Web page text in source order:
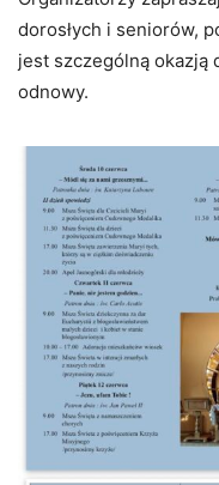
dorosłych i seniorów,
jest szczególną okazją
odnowy.